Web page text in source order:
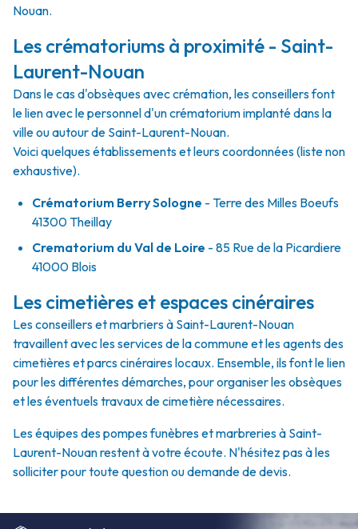
Nouan.
Les crématoriums à proximité - Saint-
Laurent-Nouan
Dans le cas d'obsèques avec crémation, les conseillers font
le lien avec le personnel d'un crématorium implanté dans la
ville ou autour de Saint-Laurent-Nouan.
Voici quelques établissements et leurs coordonnées (liste non
exhaustive).
Crématorium Berry Sologne - Terre des Milles Boeufs
41300 Theillay
Crematorium du Val de Loire - 85 Rue de la Picardiere
41000 Blois
Les cimetières et espaces cinéraires
Les conseillers et marbriers à Saint-Laurent-Nouan
travaillent avec les services de la commune et les agents des
cimetières et parcs cinéraires locaux. Ensemble, ils font le lien
pour les différentes démarches, pour organiser les obsèques
et les éventuels travaux de cimetière nécessaires.
Les équipes des pompes funèbres et marbreries à Saint-
Laurent-Nouan restent à votre écoute. N'hésitez pas à les
solliciter pour toute question ou demande de devis.